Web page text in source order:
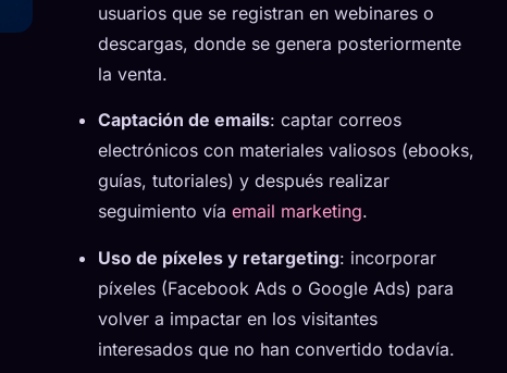
usuarios que se registran en webinares o
descargas, donde se genera posteriormente
la venta.
Captación de emails: captar correos
electrónicos con materiales valiosos (ebooks,
guías, tutoriales) y después realizar
seguimiento vía email marketing.
Uso de píxeles y retargeting: incorporar
píxeles (Facebook Ads o Google Ads) para
volver a impactar en los visitantes
interesados que no han convertido todavía.